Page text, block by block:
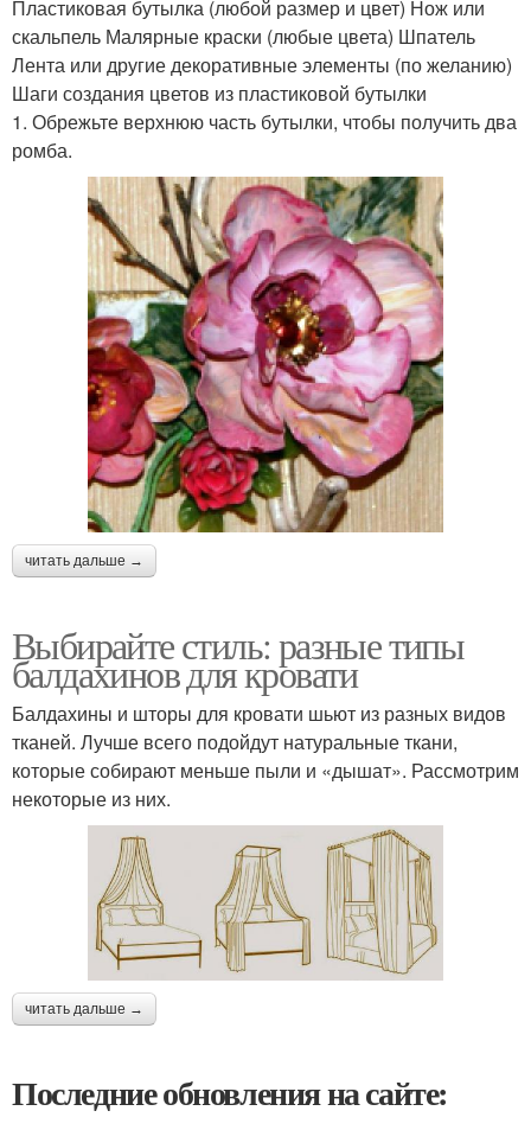
Пластиковая бутылка (любой размер и цвет) Нож или
скальпель Малярные краски (любые цвета) Шпатель
Лента или другие декоративные элементы (по желанию)
Шаги создания цветов из пластиковой бутылки
1. Обрежьте верхнюю часть бутылки, чтобы получить два
ромба.
читать дальше →
Выбирайте стиль: разные типы
балдахинов для кровати
Балдахины и шторы для кровати шьют из разных видов
тканей. Лучше всего подойдут натуральные ткани,
которые собирают меньше пыли и «дышат». Рассмотрим
некоторые из них.
читать дальше →
Последние обновления на сайте: